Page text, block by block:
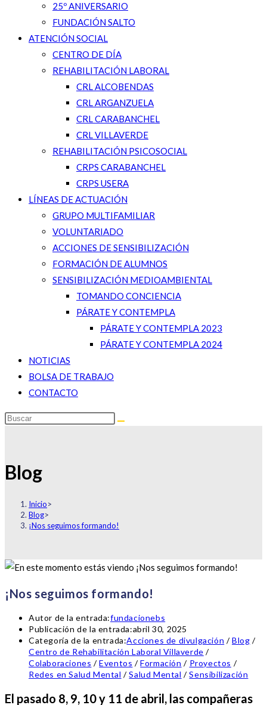
25º ANIVERSARIO
FUNDACIÓN SALTO
ATENCIÓN SOCIAL
CENTRO DE DÍA
REHABILITACIÓN LABORAL
CRL ALCOBENDAS
CRL ARGANZUELA
CRL CARABANCHEL
CRL VILLAVERDE
REHABILITACIÓN PSICOSOCIAL
CRPS CARABANCHEL
CRPS USERA
LÍNEAS DE ACTUACIÓN
GRUPO MULTIFAMILIAR
VOLUNTARIADO
ACCIONES DE SENSIBILIZACIÓN
FORMACIÓN DE ALUMNOS
SENSIBILIZACIÓN MEDIOAMBIENTAL
TOMANDO CONCIENCIA
PÁRATE Y CONTEMPLA
PÁRATE Y CONTEMPLA 2023
PÁRATE Y CONTEMPLA 2024
NOTICIAS
BOLSA DE TRABAJO
CONTACTO
Blog
Inicio>
Blog>
¡Nos seguimos formando!
¡Nos seguimos formando!
Autor de la entrada:fundacionebs
Publicación de la entrada:abril 30, 2025
Categoría de la entrada:Acciones de divulgación / Blog /
Centro de Rehabilitación Laboral Villaverde /
Colaboraciones / Eventos / Formación / Proyectos /
Redes en Salud Mental / Salud Mental / Sensibilización
El pasado 8, 9, 10 y 11 de abril, las compañeras